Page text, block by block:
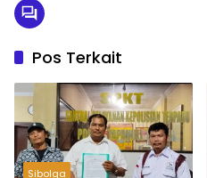
Pos Terkait
Sibolga